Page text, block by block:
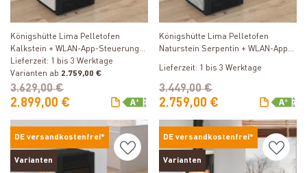
Produkt ansehen
Königshütte Lima Pelletofen
Kalkstein + WLAN-App-Steuerung
inkl. kostenfreier Freischaltung
Lieferzeit: 1 bis 3 Werktage
Varianten ab 2.759,00 €
2.899,00 €
3.629,00 €
Produkt ansehen
Königshütte Lima Pelletofen
Naturstein Serpentin + WLAN-App-
Lieferzeit: 1 bis 3 Werktage
2.759,00 €
3.449,00 €
DE versandkostenfrei*
Varianten
DE versandkostenfrei*
Varianten